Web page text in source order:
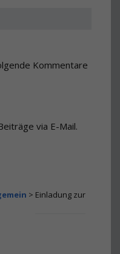
Kommentare
via E-Mail.
> Einladung zur